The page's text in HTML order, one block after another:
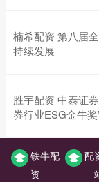
楠希配资 第八届
持续发展
胜宇配资 中泰证
券行业ESG金牛
铁牛配
资
配